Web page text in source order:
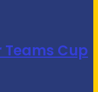
Teams Cup